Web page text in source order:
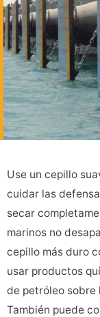
Use un cepillo
cuidar las
secar
marinos no
cepillo más duro
usar productos
de petróleo sobre
También puede